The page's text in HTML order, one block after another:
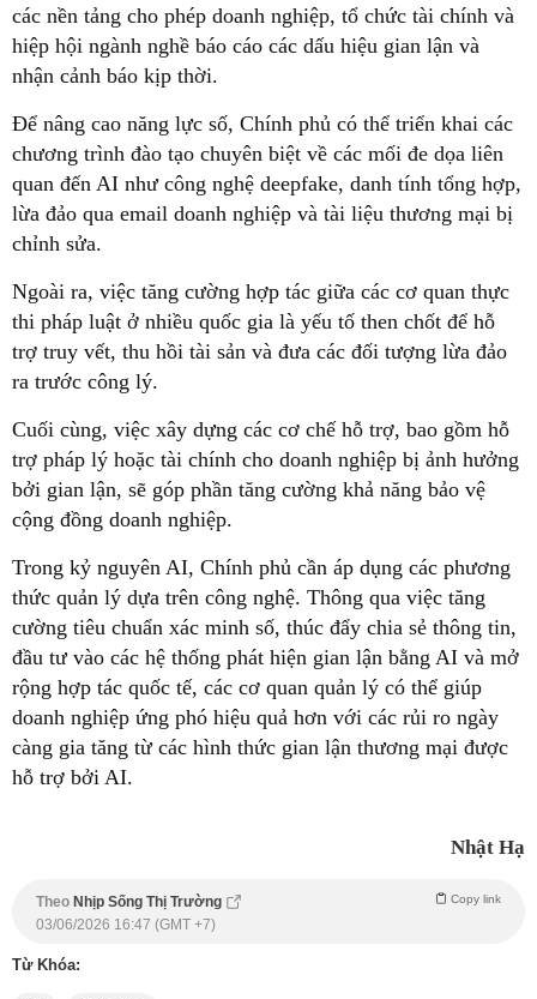
các nền tảng cho phép doanh nghiệp, tổ chức tài chính và
hiệp hội ngành nghề báo cáo các dấu hiệu gian lận và
nhận cảnh báo kịp thời.
Để nâng cao năng lực số, Chính phủ có thể triển khai các
chương trình đào tạo chuyên biệt về các mối đe dọa liên
quan đến AI như công nghệ deepfake, danh tính tổng hợp,
lừa đảo qua email doanh nghiệp và tài liệu thương mại bị
chỉnh sửa.
Ngoài ra, việc tăng cường hợp tác giữa các cơ quan thực
thi pháp luật ở nhiều quốc gia là yếu tố then chốt để hỗ
trợ truy vết, thu hồi tài sản và đưa các đối tượng lừa đảo
ra trước công lý.
Cuối cùng, việc xây dựng các cơ chế hỗ trợ, bao gồm hỗ
trợ pháp lý hoặc tài chính cho doanh nghiệp bị ảnh hưởng
bởi gian lận, sẽ góp phần tăng cường khả năng bảo vệ
cộng đồng doanh nghiệp.
Trong kỷ nguyên AI, Chính phủ cần áp dụng các phương
thức quản lý dựa trên công nghệ. Thông qua việc tăng
cường tiêu chuẩn xác minh số, thúc đẩy chia sẻ thông tin,
đầu tư vào các hệ thống phát hiện gian lận bằng AI và mở
rộng hợp tác quốc tế, các cơ quan quản lý có thể giúp
doanh nghiệp ứng phó hiệu quả hơn với các rủi ro ngày
càng gia tăng từ các hình thức gian lận thương mại được
hỗ trợ bởi AI.
Nhật Hạ
Theo Nhịp Sống Thị Trường Copy link
03/06/2026 16:47 (GMT +7)
Từ Khóa: